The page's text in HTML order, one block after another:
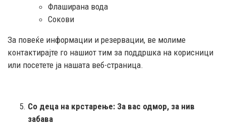
Флаширана вода
Сокови
За повеќе информации и резервации, ве молиме
контактирајте го нашиот тим за поддршка на корисници
или посетете ја нашата веб-страница.
Со деца на крстарење: За вас одмор, за нив
забава